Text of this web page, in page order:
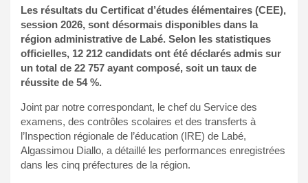
Les résultats du Certificat d’études élémentaires (CEE),
session 2026, sont désormais disponibles dans la
région administrative de Labé. Selon les statistiques
officielles, 12 212 candidats ont été déclarés admis sur
un total de 22 757 ayant composé, soit un taux de
réussite de 54 %.
Joint par notre correspondant, le chef du Service des
examens, des contrôles scolaires et des transferts à
l’Inspection régionale de l’éducation (IRE) de Labé,
Algassimou Diallo, a détaillé les performances enregistrées
dans les cinq préfectures de la région.